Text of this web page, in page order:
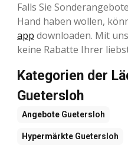
Falls Sie
Hand haben wollen,
app downloaden. Mit
keine Rabatte Ihrer
Kategorien der
Guetersloh
Angebote Guetersloh
Hypermärkte Guetersloh